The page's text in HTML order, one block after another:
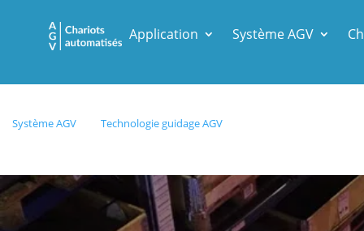
Application Système AGV
Système AGV Technologie guidage AGV